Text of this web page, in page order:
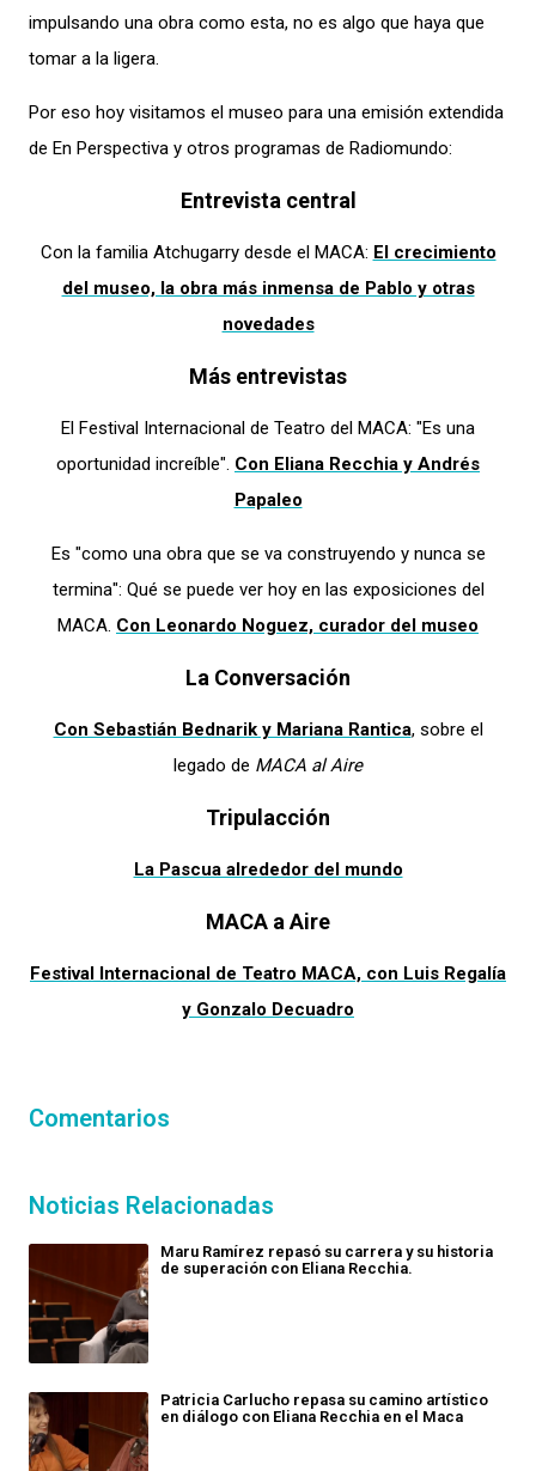
impulsando una obra como esta, no es algo que haya que
tomar a la ligera.
Por eso hoy visitamos el museo para una emisión extendida
de En Perspectiva y otros programas de Radiomundo:
Entrevista central
Con la familia Atchugarry desde el MACA: El crecimiento
del museo, la obra más inmensa de Pablo y otras
novedades
Más entrevistas
El Festival Internacional de Teatro del MACA: "Es una
oportunidad increíble". Con Eliana Recchia y Andrés
Papaleo
Es "como una obra que se va construyendo y nunca se
termina": Qué se puede ver hoy en las exposiciones del
MACA. Con Leonardo Noguez, curador del museo
La Conversación
Con Sebastián Bednarik y Mariana Rantica, sobre el
legado de MACA al Aire
Tripulacción
La Pascua alrededor del mundo
MACA a Aire
Festival Internacional de Teatro MACA, con Luis Regalía
y Gonzalo Decuadro
Comentarios
Noticias Relacionadas
Maru Ramírez repasó su carrera y su historia
de superación con Eliana Recchia.
Patricia Carlucho repasa su camino artístico
en diálogo con Eliana Recchia en el Maca